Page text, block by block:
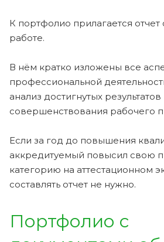
К портфолио прилагается
работе.
В нём кратко изложены все
профессиональной
анализ достигнутых
совершенствования рабочего
Если за год до повышения
аккредитуемый повысил свою
категорию на аттестационном
составлять отчет не нужно.
Портфолио с